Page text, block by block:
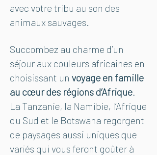
avec votre tribu au son des
animaux sauvages.
Succombez au charme d’un
séjour aux couleurs africaines en
choisissant un voyage en famille
au cœur des régions d’Afrique.
La Tanzanie, la Namibie, l’Afrique
du Sud et le Botswana regorgent
de paysages aussi uniques que
variés qui vous feront goûter à